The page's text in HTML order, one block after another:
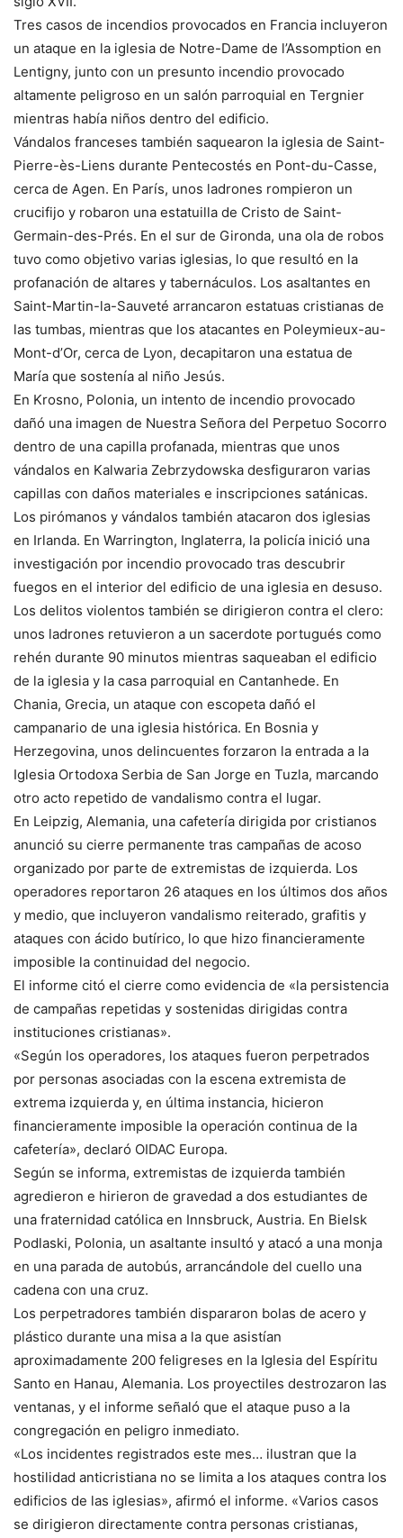
Tres casos de incendios provocados en Francia incluyeron
un ataque en la iglesia de Notre-Dame de l’Assomption en
Lentigny, junto con un presunto incendio provocado
altamente peligroso en un salón parroquial en Tergnier
mientras había niños dentro del edificio.
Vándalos franceses también saquearon la iglesia de Saint-
Pierre-ès-Liens durante Pentecostés en Pont-du-Casse,
cerca de Agen. En París, unos ladrones rompieron un
crucifijo y robaron una estatuilla de Cristo de Saint-
Germain-des-Prés. En el sur de Gironda, una ola de robos
tuvo como objetivo varias iglesias, lo que resultó en la
profanación de altares y tabernáculos. Los asaltantes en
Saint-Martin-la-Sauveté arrancaron estatuas cristianas de
las tumbas, mientras que los atacantes en Poleymieux-au-
Mont-d’Or, cerca de Lyon, decapitaron una estatua de
María que sostenía al niño Jesús.
En Krosno, Polonia, un intento de incendio provocado
dañó una imagen de Nuestra Señora del Perpetuo Socorro
dentro de una capilla profanada, mientras que unos
vándalos en Kalwaria Zebrzydowska desfiguraron varias
capillas con daños materiales e inscripciones satánicas.
Los pirómanos y vándalos también atacaron dos iglesias
en Irlanda. En Warrington, Inglaterra, la policía inició una
investigación por incendio provocado tras descubrir
fuegos en el interior del edificio de una iglesia en desuso.
Los delitos violentos también se dirigieron contra el clero:
unos ladrones retuvieron a un sacerdote portugués como
rehén durante 90 minutos mientras saqueaban el edificio
de la iglesia y la casa parroquial en Cantanhede. En
Chania, Grecia, un ataque con escopeta dañó el
campanario de una iglesia histórica. En Bosnia y
Herzegovina, unos delincuentes forzaron la entrada a la
Iglesia Ortodoxa Serbia de San Jorge en Tuzla, marcando
otro acto repetido de vandalismo contra el lugar.
En Leipzig, Alemania, una cafetería dirigida por cristianos
anunció su cierre permanente tras campañas de acoso
organizado por parte de extremistas de izquierda. Los
operadores reportaron 26 ataques en los últimos dos años
y medio, que incluyeron vandalismo reiterado, grafitis y
ataques con ácido butírico, lo que hizo financieramente
imposible la continuidad del negocio.
El informe citó el cierre como evidencia de «la persistencia
de campañas repetidas y sostenidas dirigidas contra
instituciones cristianas».
«Según los operadores, los ataques fueron perpetrados
por personas asociadas con la escena extremista de
extrema izquierda y, en última instancia, hicieron
financieramente imposible la operación continua de la
cafetería», declaró OIDAC Europa.
Según se informa, extremistas de izquierda también
agredieron e hirieron de gravedad a dos estudiantes de
una fraternidad católica en Innsbruck, Austria. En Bielsk
Podlaski, Polonia, un asaltante insultó y atacó a una monja
en una parada de autobús, arrancándole del cuello una
cadena con una cruz.
Los perpetradores también dispararon bolas de acero y
plástico durante una misa a la que asistían
aproximadamente 200 feligreses en la Iglesia del Espíritu
Santo en Hanau, Alemania. Los proyectiles destrozaron las
ventanas, y el informe señaló que el ataque puso a la
congregación en peligro inmediato.
«Los incidentes registrados este mes… ilustran que la
hostilidad anticristiana no se limita a los ataques contra los
edificios de las iglesias», afirmó el informe. «Varios casos
se dirigieron directamente contra personas cristianas,